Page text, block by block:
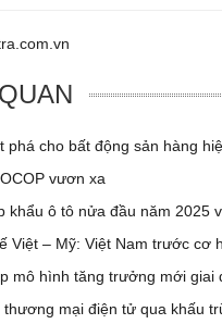
phá cho bất động sản hàng
vươn xa
khẩu ô tô nửa đầu năm 2025
Việt – Mỹ: Việt Nam trước cơ
mô hình tăng trưởng mới
thương mại điện tử qua khấu